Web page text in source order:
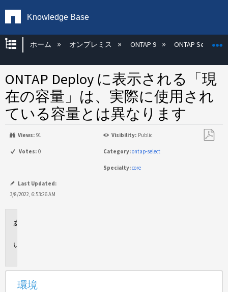
Knowledge Base
グローバル階層を展開/折りたたむ
ホーム オンプレミス ONTAP 9 ONTAP Select
ONTAP Deploy に表示される「現
在の容量」は、実際に使用され
ている容量とは異なります
Views: 91 Visibility: Public
Votes: 0 Category:ontap-select
Specialty:core
Last Updated:
3/8/2022, 6:53:26 AM
環境